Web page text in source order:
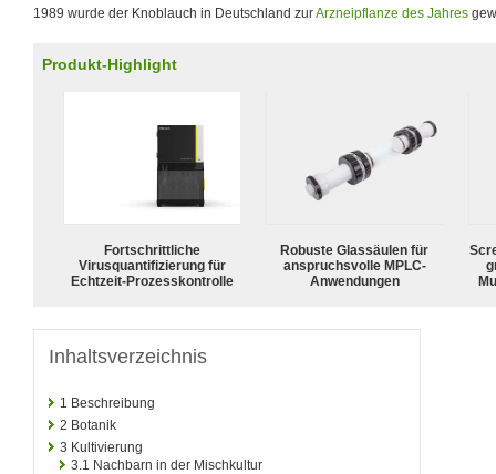
1989 wurde der Knoblauch in Deutschland zurArzneipflanze des Jahres
Produkt-Highlight
Fortschrittliche
Virusquantifizierung für
Echtzeit-Prozesskontrolle
Robuste Glassäulen für
anspruchsvolle MPLC-
Anwendungen
Inhaltsverzeichnis
1 Beschreibung
2 Botanik
3 Kultivierung
3.1 Nachbarn in der Mischkultur